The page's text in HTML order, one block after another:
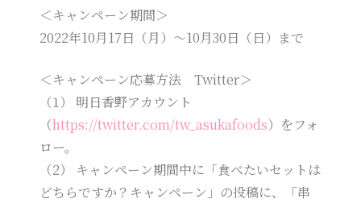
＜キャンペーン期間＞
2022年10月17日（月）～10月30日（日）まで
＜キャンペーン応募方法 Twitter＞
（1） 明日香野アカウント
（https://twitter.com/tw_asukafoods）をフォ
ロー。
（2） キャンペーン期間中に「食べたいセットは
どちらですか？キャンペーン」の投稿に、「串